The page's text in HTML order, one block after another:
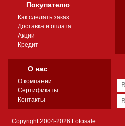
Покупателю
Как сделать заказ
Доставка и оплата
Акции
Кредит
О нас
О компании
Сертификаты
Контакты
Copyright 2004-2026 Fotosale